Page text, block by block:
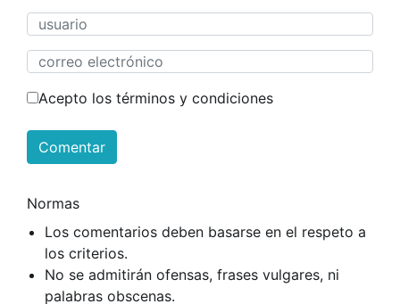
Acepto los términos y condiciones
Comentar
Normas
Los comentarios deben basarse en el respeto a
los criterios.
No se admitirán ofensas, frases vulgares, ni
palabras obscenas.